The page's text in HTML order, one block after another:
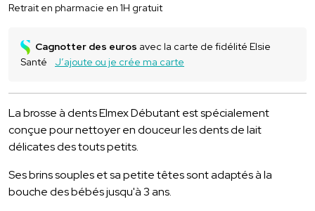
Retrait en pharmacie en 1H gratuit
Cagnotter des euros avec la carte de fidélité Elsie
Santé
J’ajoute ou je crée ma carte
La brosse à dents Elmex Débutant est spécialement
conçue pour nettoyer en douceur les dents de lait
délicates des touts petits.
Ses brins souples et sa petite têtes sont adaptés à la
bouche des bébés jusqu'à 3 ans.